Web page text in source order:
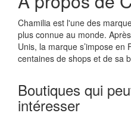
Chamilia est l'une des
plus connue au monde.
Unis, la marque s’impose
centaines de shops et de sa
Boutiques qui
intéresser